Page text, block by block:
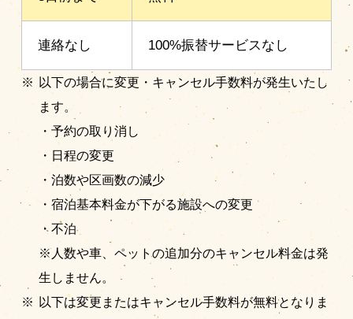
連絡なし 100%振替サービスなし
以下の場合に変更・キャンセル手数料が発生いたし
ます。
・予約の取り消し
・日程の変更
・泊数や区画数の減少
・宿泊基本料金が下がる施設への変更
・不泊
※人数や車、ペットの追加分のキャンセル料金は発
生しません。
以下は変更またはキャンセル手数料が無料となりま